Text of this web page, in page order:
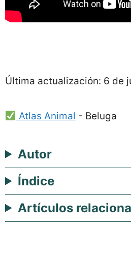
Última actualización: 6 de
Atlas Animal - Beluga
Autor
Índice
Artículos